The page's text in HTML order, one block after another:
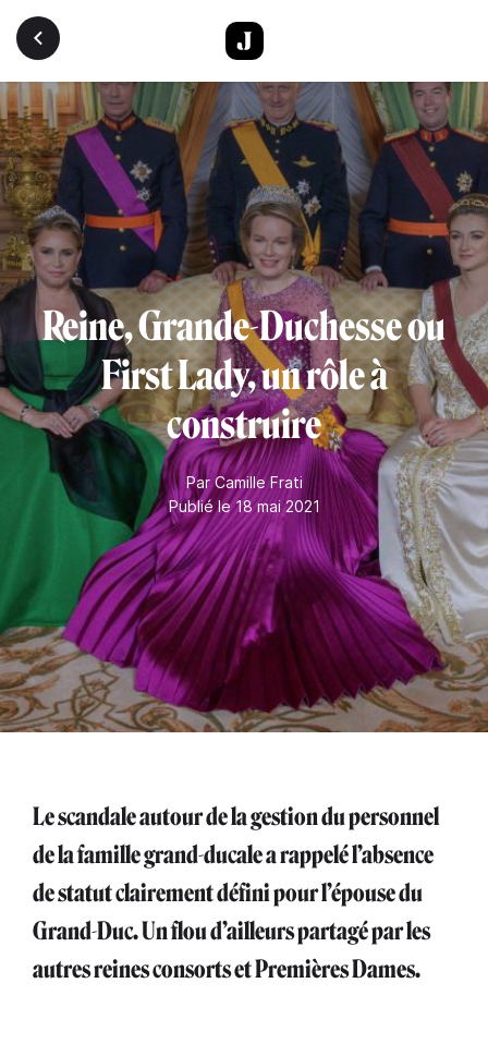
Aller au contenu principal
Reine, Grande-Duchesse ou
First Lady, un rôle à
construire
ParCamille Frati
Publié le 18 mai 2021
Le scandale autour de la gestion du personnel
de la famille grand-ducale a rappelé l’absence
de statut clairement défini pour l’épouse du
Grand-Duc. Un flou d’ailleurs partagé par les
autres reines consorts et Premières Dames.